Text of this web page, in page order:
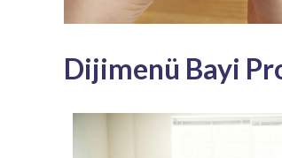
Dijimenü Bayi